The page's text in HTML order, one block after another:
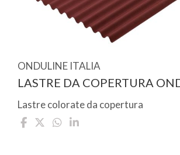
ONDULINE ITALIA
LASTRE DA COPERTURA
Lastre colorate da copertura